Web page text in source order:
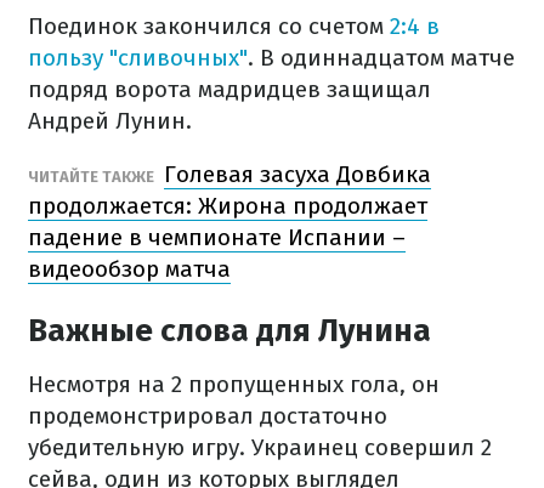
Поединок закончился со счетом 2:4 в
пользу "сливочных". В одиннадцатом матче
подряд ворота мадридцев защищал
Андрей Лунин.
ЧИТАЙТЕ ТАКЖЕ
Голевая засуха Довбика
продолжается: Жирона продолжает
падение в чемпионате Испании –
видеообзор матча
Важные слова для Лунина
Несмотря на 2 пропущенных гола, он
продемонстрировал достаточно
убедительную игру. Украинец совершил 2
сейва, один из которых выглядел